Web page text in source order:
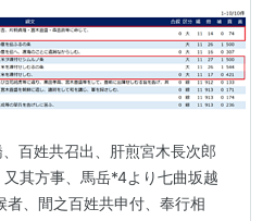
百姓共召出、肝煎宮木長次郎
其方事、馬岳*4より七曲坂越
、間之百姓共申付、奉行相